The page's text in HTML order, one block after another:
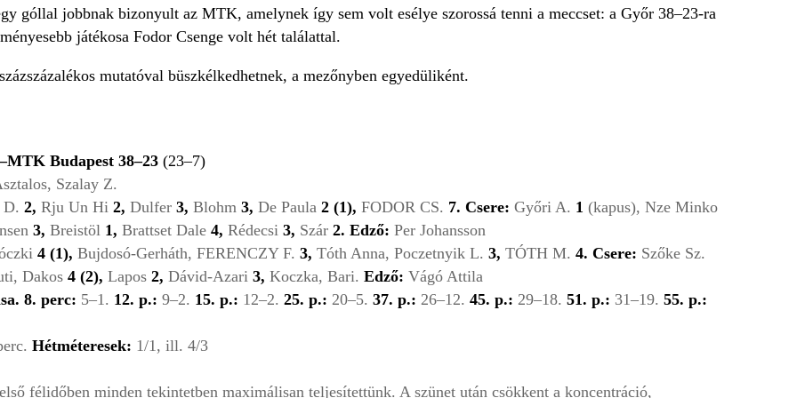
góllal jobbnak bizonyult az MTK, amelynek így sem volt esélye szorossá tenni a meccset: a Győr 38–23-ra
játékosa Fodor Csenge volt hét találattal.
mutatóval büszkélkedhetnek, a mezőnyben egyedüliként.
Budapest 38–23(23–7)
Szalay Z.
2, Rju Un Hi 2, Dulfer 3, Blohm 3, De Paula 2 (1), FODOR CS. 7. Csere: Győri A. 1 (kapus), Nze Minko
3, Breistöl 1, Brattset Dale 4, Rédecsi 3, Szár 2. Edző: Per Johansson
4 (1), Bujdosó-Gerháth, FERENCZY F. 3, Tóth Anna, Poczetnyik L. 3, TÓTH M. 4. Csere: Szőke Sz.
Dakos 4 (2), Lapos 2, Dávid-Azari 3, Koczka, Bari. Edző: Vágó Attila
8. perc: 5–1. 12. p.: 9–2. 15. p.: 12–2. 25. p.: 20–5. 37. p.: 26–12. 45. p.: 29–18. 51. p.: 31–19. 55. p.:
Hétméteresek: 1/1, ill. 4/3
félidőben minden tekintetben maximálisan teljesítettünk. A szünet után csökkent a koncentráció,